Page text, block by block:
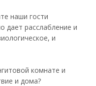
наши гости
дает расслабление и
и
комнате и
и дома?